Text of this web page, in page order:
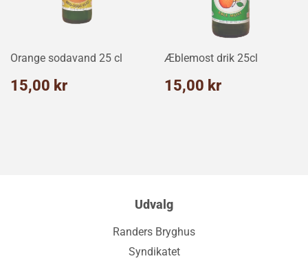
Orange sodavand 25 cl
Normalpris
15,00 kr
Æblemost drik 25cl
Normalpris
15,00 kr
Udvalg
Randers Bryghus
Syndikatet